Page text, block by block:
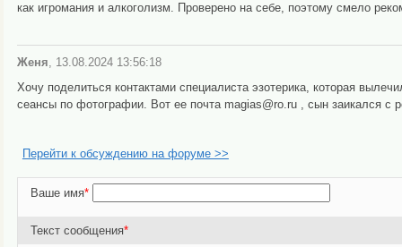
как игромания и алкоголизм. Проверено на себе, поэтому смело
Женя, 13.08.2024 13:56:18
Хочу поделиться контактами специалиста эзотерика, которая
сеансы по фотографии. Вот ее почта magias@ro.ru , сын заикался с
Перейти к обсуждению на форуме >>
Ваше имя*
Текст сообщения*